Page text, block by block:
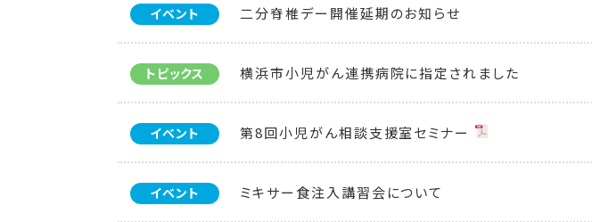
イベント 二分脊椎デー開催延期のお知らせ
トピックス 横浜市小児がん連携病院に指定されました
イベント 第8回小児がん相談支援室セミナー
イベント ミキサー食注入講習会について